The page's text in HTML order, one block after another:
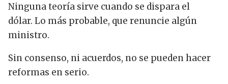
Ninguna teoría sirve cuando se dispara el
dólar. Lo más probable, que renuncie algún
ministro.
Sin consenso, ni acuerdos, no se pueden hacer
reformas en serio.